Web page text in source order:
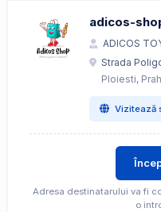
adicos-
ADICOS
Strada
Ploiesti,
Vizitează
Adresa destinatarului va fi
o